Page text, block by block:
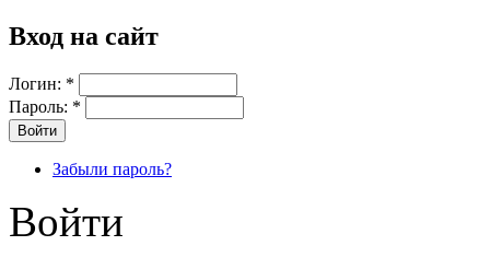
Вход на сайт
Логин: *
Пароль: *
Забыли пароль?
Войти